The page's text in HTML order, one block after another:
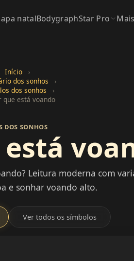
natalBodygraphStar Pro Mais
Início
›
dos sonhos
›
dos sonhos
›
que está voando
DOS SONHOS
Leitura moderna com
e sonhar voando alto.
Ver todos os símbolos